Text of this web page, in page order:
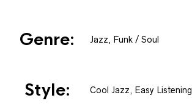
Genre: Jazz, Funk / Soul
Style: Cool Jazz, Easy Listening